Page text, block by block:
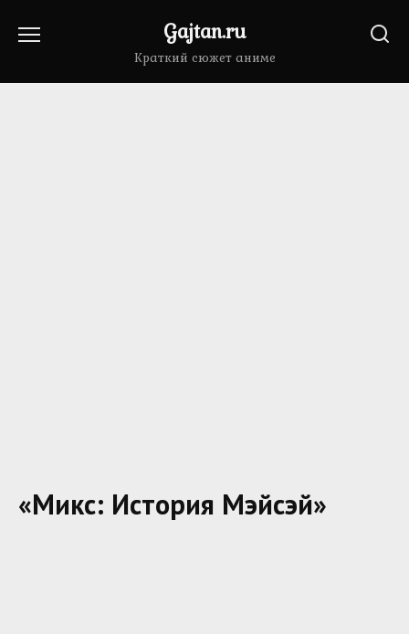
Gajtan.ru
Краткий сюжет аниме
«Микс: История Мэйсэй»